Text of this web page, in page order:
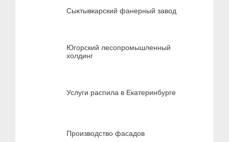
Сыктывкарский фанерный завод
Югорский лесопромышленный
холдинг
Услуги распила в Екатеринбурге
Производство фасадов